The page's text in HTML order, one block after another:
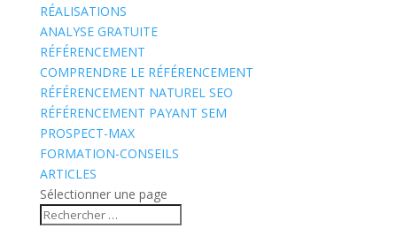
RÉALISATIONS
ANALYSE GRATUITE
RÉFÉRENCEMENT
COMPRENDRE LE RÉFÉRENCEMENT
RÉFÉRENCEMENT NATUREL SEO
RÉFÉRENCEMENT PAYANT SEM
PROSPECT-MAX
FORMATION-CONSEILS
ARTICLES
Sélectionner une page